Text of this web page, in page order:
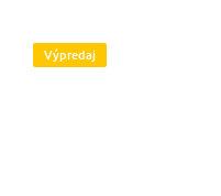
Výpredaj